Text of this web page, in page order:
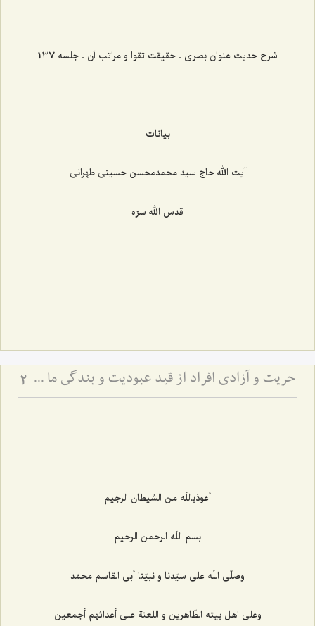
شرح حدیث عنوان بصری ـ حقیقت تقوا و مراتب آن ـ جلسه 137
بیانات
آیت الله حاج سید محمدمحسن حسینی طهرانی
قدس الله سرّه
حریت و آزادى افراد از قید عبودیت و بندگى ما سوی اللَه 2
أعوذباللَه من الشيطان الرجيم‌
بسم اللَه الرحمن الرحيم‌
وصلّى اللَه على سيّدنا و نبيّنا أبى القاسم محمّد
وعلى اهل بيته الطّاهرين و اللعنة على أعدائهم أجمعين‌